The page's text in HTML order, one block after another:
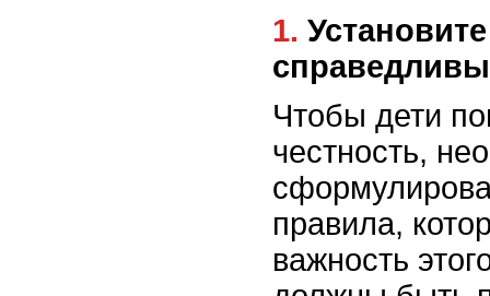
1. Установите ясные и
Чтобы дети
честность,
правила,
важность